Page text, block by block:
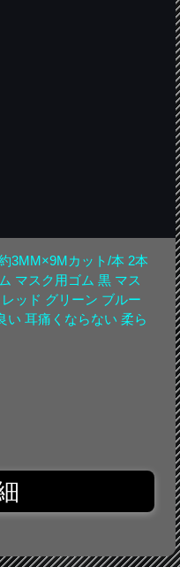
3MM×9Mカット/本 2本
マスク用ゴム 黒 マス
ッド グリーン ブルー
い 耳痛くならない 柔ら